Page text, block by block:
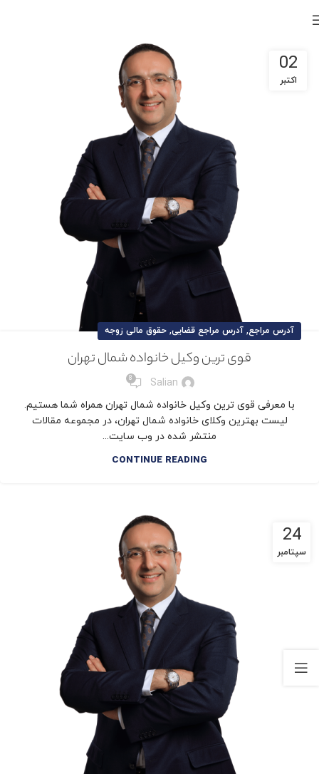
02
اکتبر
آدرس مراجع, آدرس مراجع قضایی, حقوق مالی زوجه
قوی ترین وکیل خانواده شمال تهران
Salian
8
با معرفی قوی ترین وکیل خانواده شمال تهران همراه شما هستیم.
لیست بهترین وکلای خانواده شمال تهران، در مجموعه مقالات
منتشر شده در وب سایت...
CONTINUE READING
24
سپتامبر